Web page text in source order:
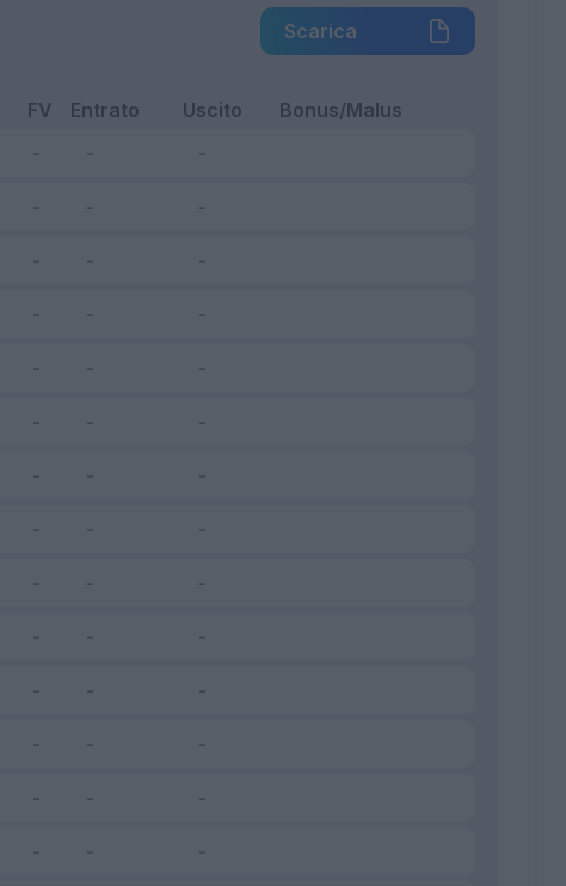
Scarica
FV Entrato Uscito Bonus/Malus